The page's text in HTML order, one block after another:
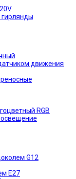
гирлянды
движения
RGB
G12
E27